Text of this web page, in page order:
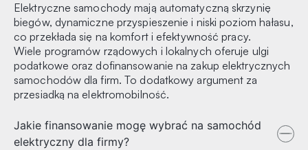
Elektryczne samochody mają automatyczną skrzynię
biegów, dynamiczne przyspieszenie i niski poziom hałasu,
co przekłada się na komfort i efektywność pracy.
Wiele programów rządowych i lokalnych oferuje ulgi
podatkowe oraz dofinansowanie na zakup elektrycznych
samochodów dla firm. To dodatkowy argument za
przesiadką na elektromobilność.
Jakie finansowanie mogę wybrać na samochód
elektryczny dla firmy?